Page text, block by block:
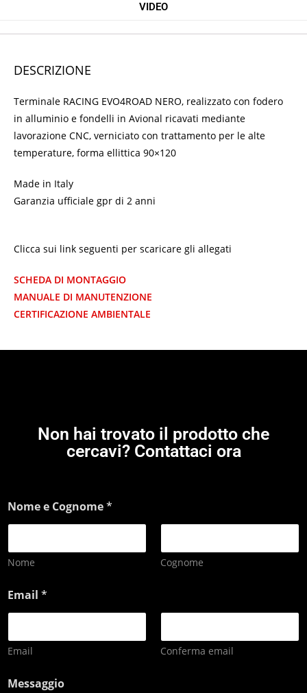
VIDEO
DESCRIZIONE
Terminale RACING EVO4ROAD NERO, realizzato con fodero
in alluminio e fondelli in Avional ricavati mediante
lavorazione CNC, verniciato con trattamento per le alte
temperature, forma ellittica 90×120
Made in Italy
Garanzia ufficiale gpr di 2 anni
Clicca sui link seguenti per scaricare gli allegati
SCHEDA DI MONTAGGIO
MANUALE DI MANUTENZIONE
CERTIFICAZIONE AMBIENTALE
Non hai trovato il prodotto che
cercavi? Contattaci ora
Nome e Cognome*
Nome Cognome
Email *
Email Conferma email
Messaggio